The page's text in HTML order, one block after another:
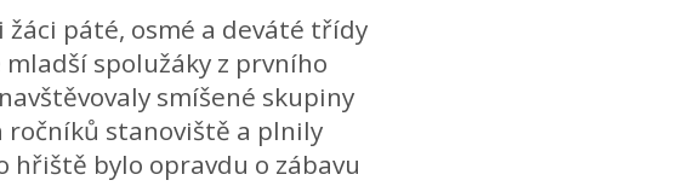
páté, osmé a deváté třídy
spolužáky z prvního
smíšené skupiny
ročníků stanoviště a plnily
hřiště bylo opravdu o zábavu